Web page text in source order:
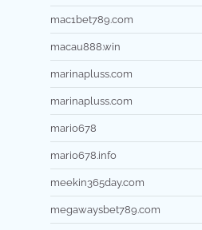
mac1bet789.com
macau888.win
marinapluss.com
marinapluss.com
mario678
mario678.info
meekin365day.com
megawaysbet789.com